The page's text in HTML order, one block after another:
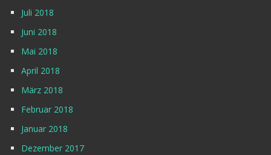
Juli 2018
Juni 2018
Mai 2018
April 2018
März 2018
Februar 2018
Januar 2018
Dezember 2017